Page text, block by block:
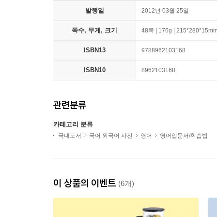
발행일 2012년 03월 25일
쪽수, 무게, 크기 48쪽 | 176g |
ISBN13 9788962103168
ISBN10 8962103168
관련분류
카테고리 분류
국내도서 국어 외국어 사전 영어 영어입문서/학습법
이 상품의 이벤트 (6개)